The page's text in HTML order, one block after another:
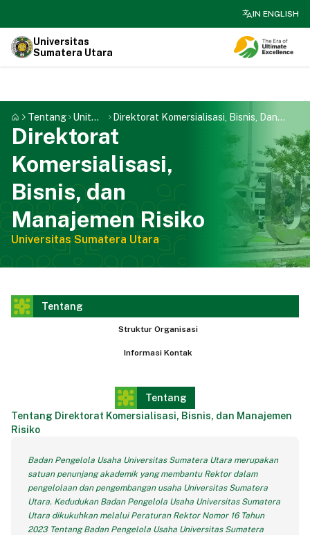
IN ENGLISH
Universitas
Sumatera Utara
Tentang Unit
Kerja
Direktorat Komersialisasi, Bisnis, Dan
Manajemen Risiko
Direktorat
Komersialisasi,
Bisnis, dan
Manajemen Risiko
Universitas Sumatera Utara
Tentang
Struktur Organisasi
Informasi Kontak
Tentang
Tentang Direktorat Komersialisasi, Bisnis, dan Manajemen
Risiko
Badan Pengelola Usaha Universitas Sumatera Utara merupakan
satuan penunjang akademik yang membantu Rektor dalam
pengelolaan dan pengembangan usaha Universitas Sumatera
Utara. Kedudukan Badan Pengelola Usaha Universitas Sumatera
Utara dikukuhkan melalui Peraturan Rektor Nomor 16 Tahun
2023 Tentang Badan Pengelola Usaha Universitas Sumatera